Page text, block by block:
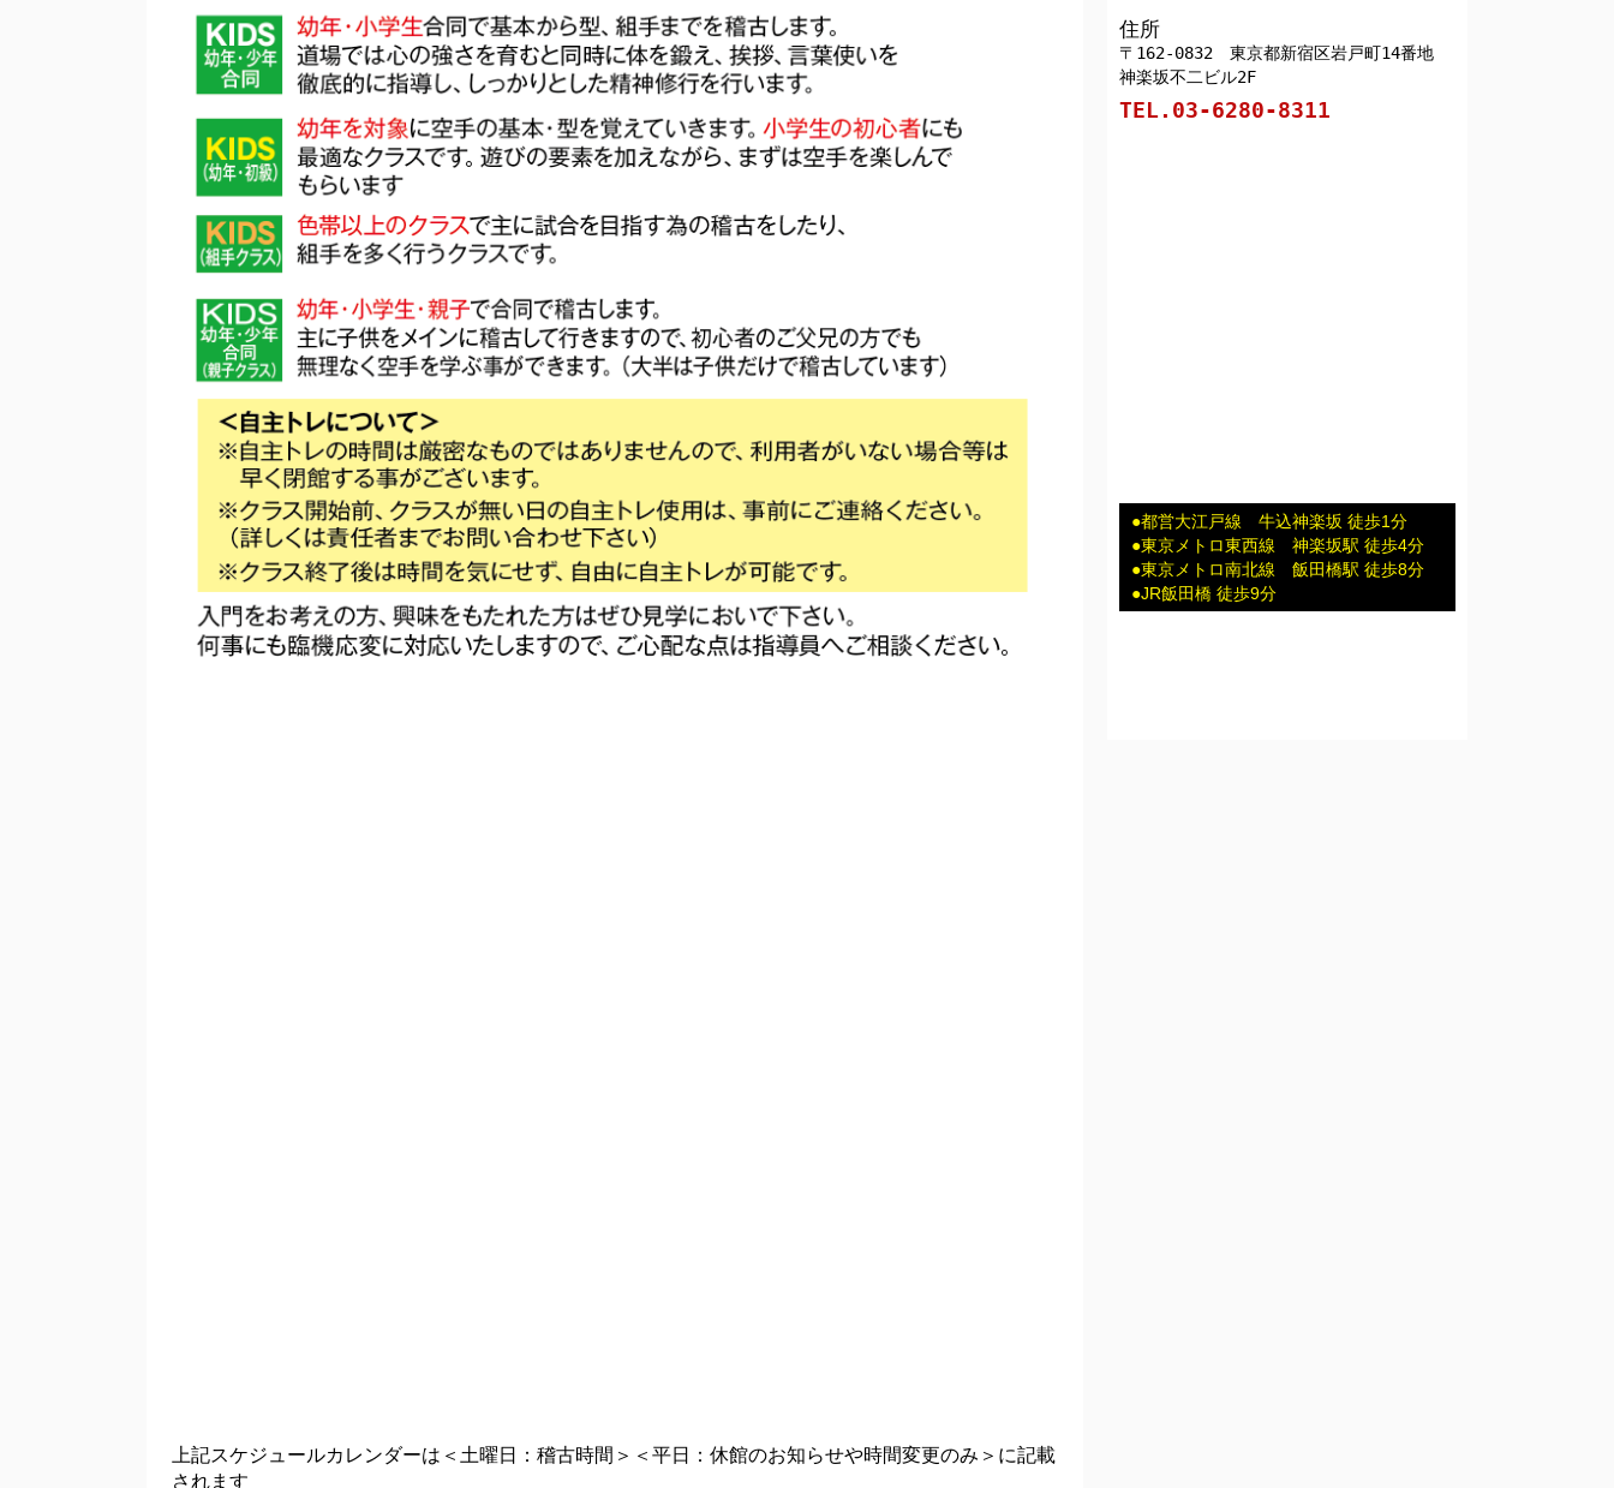
上記スケジュールカレンダーは＜土曜日：稽古時間＞＜平日：休館のお知らせや時間変更のみ＞に記載
されます
住所
〒162-0832 東京都新宿区岩戸町14番地
神楽坂不二ビル2F
TEL.03-6280-8311
●都営大江戸線 牛込神楽坂 徒歩1分
●東京メトロ東西線 神楽坂駅 徒歩4分
●東京メトロ南北線 飯田橋駅 徒歩8分
●JR飯田橋 徒歩9分